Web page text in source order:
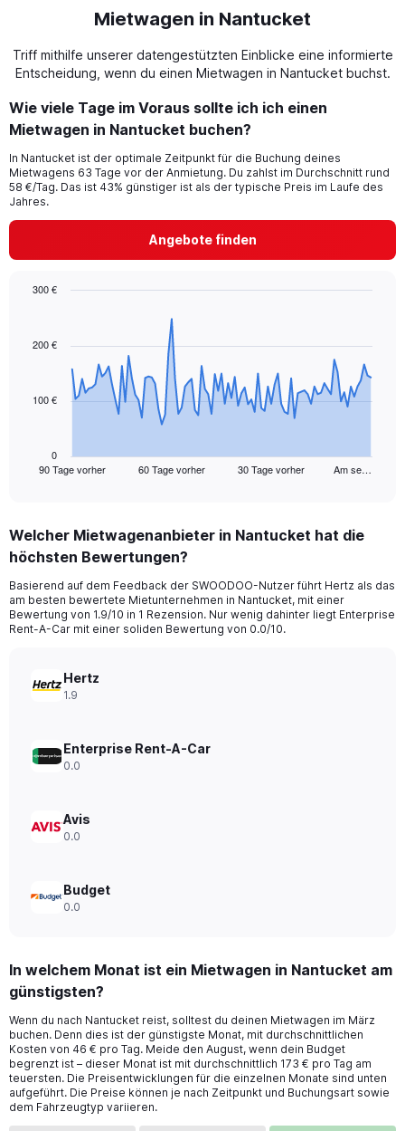
Mietwagen in Nantucket
Triff mithilfe unserer datengestützten Einblicke eine informierte
Entscheidung, wenn du einen Mietwagen in Nantucket buchst.
Wie viele Tage im Voraus sollte ich ich einen
Mietwagen in Nantucket buchen?
In Nantucket ist der optimale Zeitpunkt für die Buchung deines
Mietwagens 63 Tage vor der Anmietung. Du zahlst im Durchschnitt rund
58 €/Tag. Das ist 43% günstiger ist als der typische Preis im Laufe des
Jahres.
Angebote finden
data
The
Range:
91
The
chart
has
axis
displaying
to
90 Tage vorher 60 Tage vorher 30 Tage vorher Am se…
0
100 €
200 €
300 €
End
Welcher Mietwagenanbieter in Nantucket hat die
höchsten Bewertungen?
Basierend auf dem Feedback der SWOODOO-Nutzer führt Hertz als das
am besten bewertete Mietunternehmen in Nantucket, mit einer
Bewertung von 1.9/10 in 1 Rezension. Nur wenig dahinter liegt Enterprise
Rent-A-Car mit einer soliden Bewertung von 0.0/10.
Hertz
1.9
Enterprise Rent-A-Car
0.0
Avis
0.0
Budget
0.0
In welchem Monat ist ein Mietwagen in Nantucket am
günstigsten?
Wenn du nach Nantucket reist, solltest du deinen Mietwagen im März
buchen. Denn dies ist der günstigste Monat, mit durchschnittlichen
Kosten von 46 € pro Tag. Meide den August, wenn dein Budget
begrenzt ist – dieser Monat ist mit durchschnittlich 173 € pro Tag am
teuersten. Die Preisentwicklungen für die einzelnen Monate sind unten
aufgeführt. Die Preise können je nach Zeitpunkt und Buchungsart sowie
dem Fahrzeugtyp variieren.